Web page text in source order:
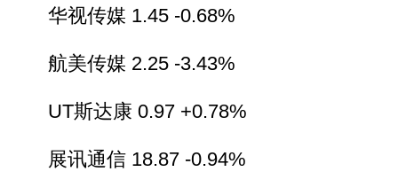
华视传媒 1.45 -0.68%
航美传媒 2.25 -3.43%
UT斯达康 0.97 +0.78%
展讯通信 18.87 -0.94%